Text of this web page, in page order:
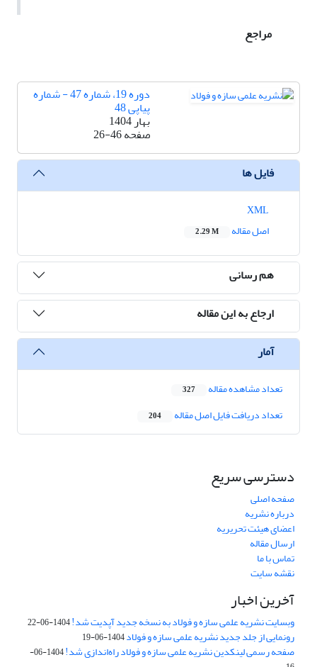
مراجع
دوره 19، شماره 47 - شماره
پیاپی 48
بهار 1404
صفحه26-46
فایل ها
اصل مقاله
2.29 M
هم رسانی
ارجاع به این مقاله
آمار
تعداد مشاهده مقاله 327
تعداد دریافت فایل اصل مقاله 204
دسترسی سریع
صفحه اصلی
درباره نشریه
اعضای هیئت تحریریه
ارسال مقاله
تماس با ما
نقشه سایت
آخرین اخبار
وبسایت نشریه علمی سازه و فولاد به نسخه جدید آپدیت شد!1404-06-22
رونمایی از جلد جدید نشریه علمی سازه و فولاد1404-06-19
صفحه رسمی لینکدین نشریه علمی سازه و فولاد راه‌اندازی شد!
1404-06-